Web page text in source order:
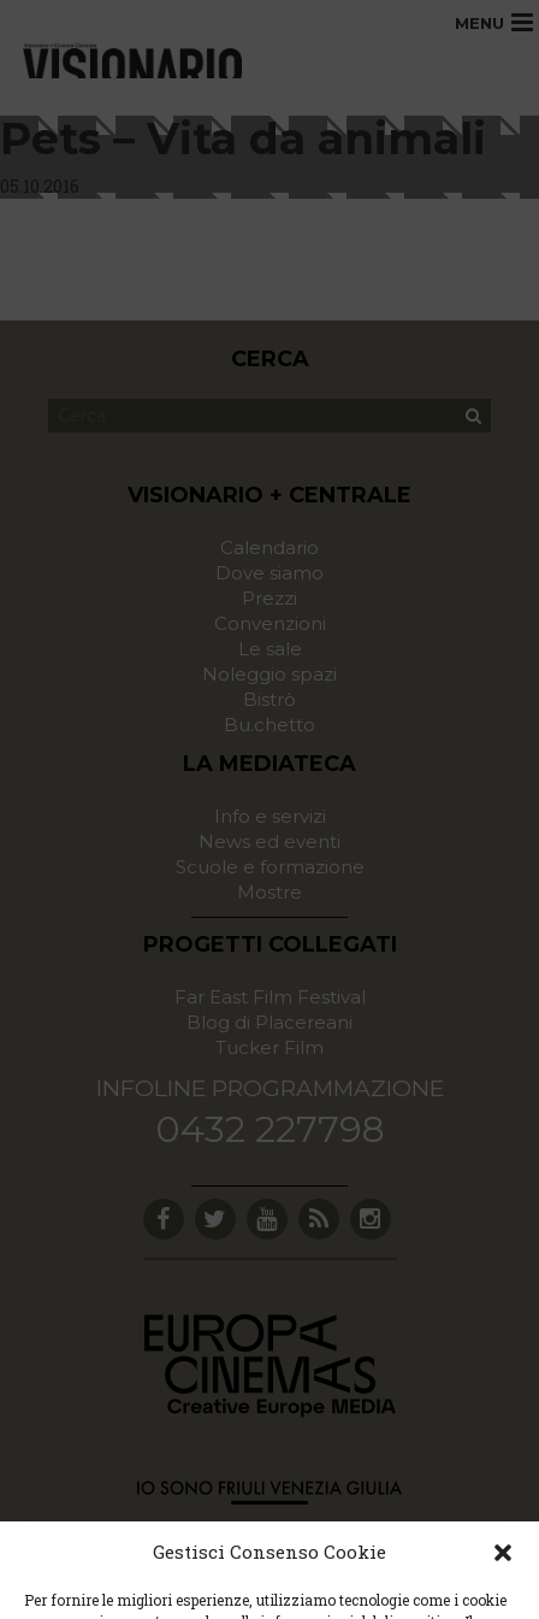
Gestisci Consenso Cookie
Per fornire le migliori esperienze, utilizziamo tecnologie come i cookie
MENU
Pets – Vita da animali
05.10.2016
CERCA
VISIONARIO + CENTRALE
Calendario
Dove siamo
Prezzi
Convenzioni
Le sale
Noleggio spazi
Bistrò
Bu.chetto
LA MEDIATECA
Info e servizi
News ed eventi
Scuole e formazione
Mostre
PROGETTI COLLEGATI
Far East Film Festival
Blog di Placereani
Tucker Film
INFOLINE PROGRAMMAZIONE
0432 227798
Copyright © 2015 Cec, Tutti i diritti riservati. Nessun